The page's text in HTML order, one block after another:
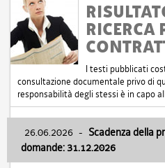
RICERCA
I testi pubblicati
consultazione documentale privo di
responsabilità degli stessi è in capo
26.06.2026 - Scadenza della
domande: 31.12.2026